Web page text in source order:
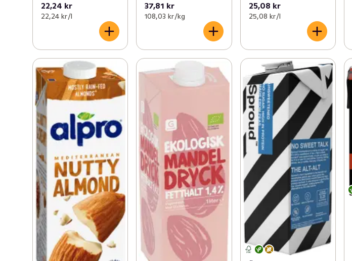
22,24 kr
22,24 kr /l
37,81 kr
108,03 kr /kg
25,08 kr
25,08 kr /l